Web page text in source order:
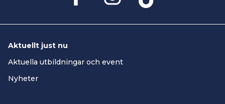
Aktuellt just nu
Aktuella utbildningar och event
Nyheter